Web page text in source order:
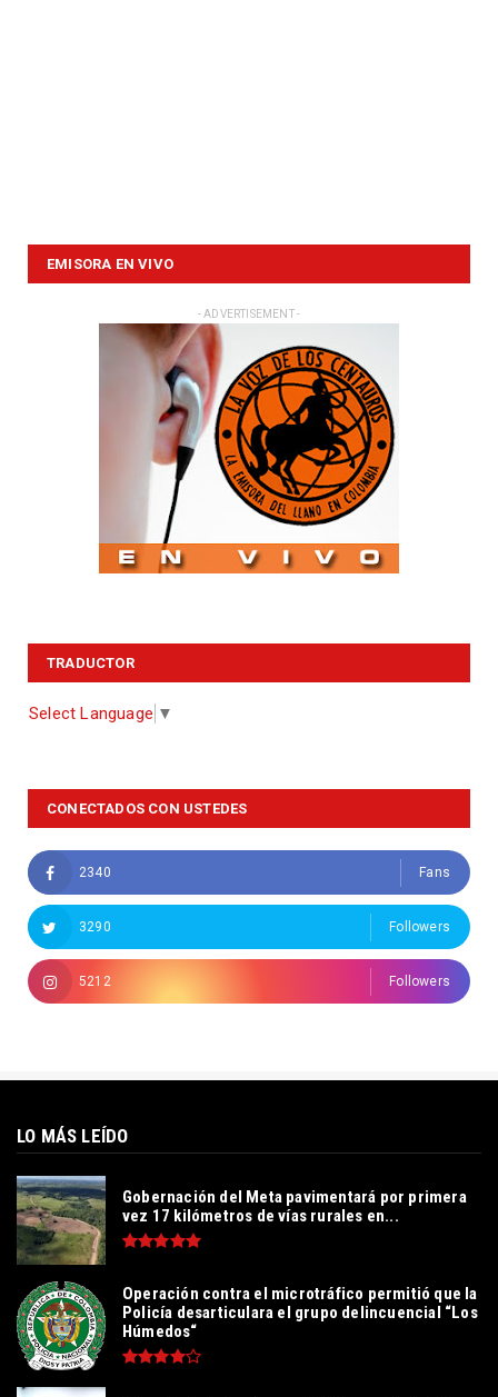
EMISORA EN VIVO
- ADVERTISEMENT -
TRADUCTOR
Select Language ▼
CONECTADOS CON USTEDES
2340 Fans
3290 Followers
5212 Followers
LO MÁS LEÍDO
Gobernación del Meta pavimentará por primera
vez 17 kilómetros de vías rurales en...
Operación contra el microtráfico permitió que la
Policía desarticulara el grupo delincuencial “Los
Húmedos“